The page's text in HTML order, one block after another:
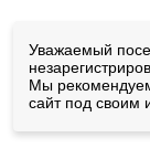
Уважаемый
Мы
сайт под своим